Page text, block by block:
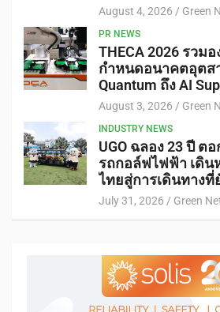
August 4, 2026 Green
PR NEWS
THECA 2026 รวม
กำหนดอนาคตอุตส
Quantum ถึง AI
August 3, 2026 Green
INDUSTRY NEWS
UGO ฉลอง 23 ปี
รถกอล์ฟไฟฟ้า เดิ
ไทยสู่การเดินทางที่
July 31, 2026 Green